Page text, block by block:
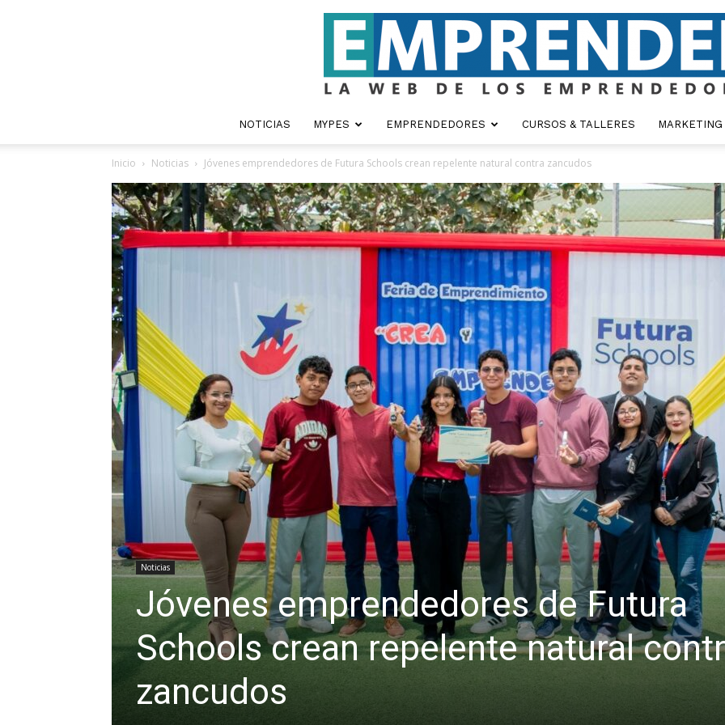
NOTICIAS MYPES EMPRENDEDORES CURSOS & TALLERES MARKETING
Inicio Noticias Jóvenes emprendedores de Futura Schools crean repelente natural contra zancudos
Noticias
Jóvenes emprendedores de Futura
Schools crean repelente natural
zancudos